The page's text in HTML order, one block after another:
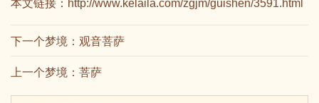
本文链接： http://www.kelaila.com/zgjm/guishen/3591.html
下一个梦境： 观音菩萨
上一个梦境： 菩萨